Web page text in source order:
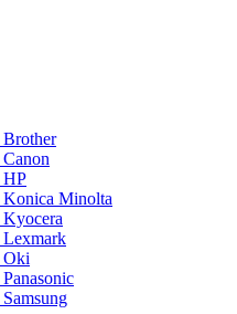
Brother
HP
Konica Minolta
Kyocera
Lexmark
Oki